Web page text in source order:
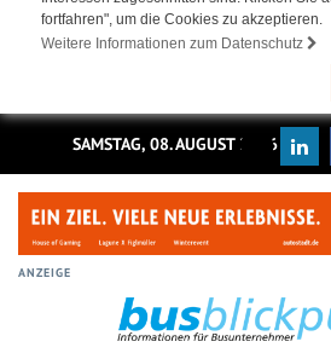
fortfahren", um die Cookies zu akzeptieren.
Weitere Informationen zum Datenschutz
SAMSTAG, 08. AUGUST 2026
ANZEIGE